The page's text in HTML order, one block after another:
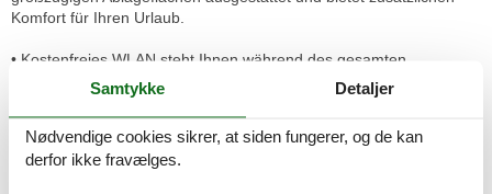
Komfort für Ihren Urlaub.
• Kostenfreies WLAN steht Ihnen während des gesamten
Aufenthalts zur Verfügung.
• Für Ihr Fahrzeug befindet sich ein Außenstellplatz direkt an der
Unterkunft. Auch Haustiere sind herzlich willkommen, sodass einem
gemeinsamen Ostseeurlaub mit Ihrem Vierbeiner nichts im Wege
Samtykke Detaljer
Nødvendige cookies sikrer, at siden fungerer, og de kan
derfor ikke fravælges.